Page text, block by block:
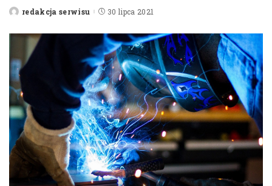
Postedredakcja serwisu 30 lipca 2021